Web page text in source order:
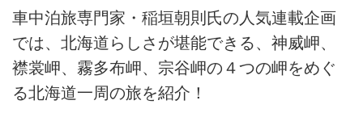
車中泊旅専門家・稲垣朝則氏の人気連載企画
では、北海道らしさが堪能できる、神威岬、
襟裳岬、霧多布岬、宗谷岬の４つの岬をめぐ
る北海道一周の旅を紹介！